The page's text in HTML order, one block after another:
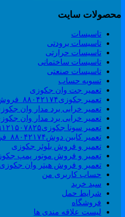
سایت
تاسیسات
تاسیسات برودتی
تاسیسات حرارتی
تاسیسات ساختمانی
تاسیسات صنعتی
تسویه حساب
تعمیر جت وان جکوزی
تعمیر جکوزی۸۸۰۴۲۱۷۴_فروش وان_جکوزی
تعمیر خرابی برد مدار وان جکوزی
تعمیر خرابی برد مدار وان جکوزی
تعمیر سونا جکوزی۰۹۱۲۱۵۰۷۸۲۵#| Sauna | Jacuzzi
تعمیر کابین دوش۸۸۰۴۲۱۷۴_فروش کابین دوش
تعمیر و فروش بلوئر جکوزی
تعمیر و فروش موتور پمپ جکوزی
تعمیر و فروش هیتر وان جکوزی
حساب کاربری من
سبد خرید
شرایط حمل
فروشگاه
لیست علاقه مندی ها